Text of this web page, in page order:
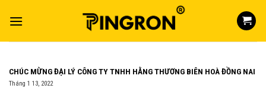
CHÚC MỪNG ĐẠI LÝ CÔNG TY TNHH HẰNG THƯƠNG BIÊN HOÀ ĐỒNG NAI
Tháng 1 13, 2022